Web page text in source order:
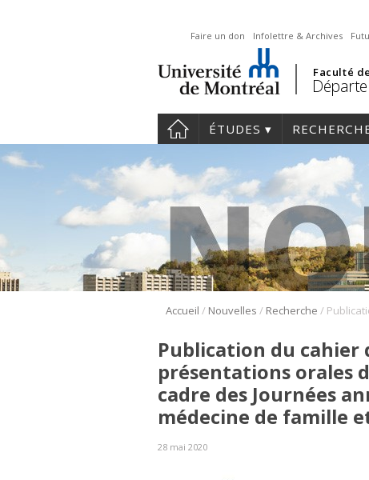
Faire un don Infolettre & Archives
Faculté
ÉTUDES
Accueil / Nouvelles / Recherche /
Publication du cahier
présentations orales
cadre des Journées
médecine de famille
28 mai 2020